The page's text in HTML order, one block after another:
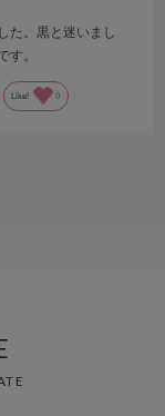
た。黒と迷いまし
す。
Like! 0